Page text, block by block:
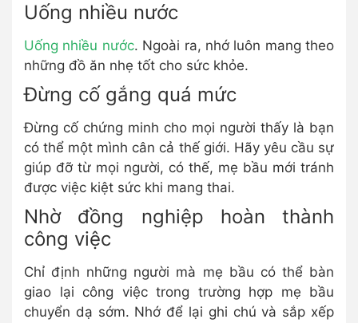
Uống nhiều nước
Uống nhiều nước. Ngoài ra, nhớ luôn mang theo
những đồ ăn nhẹ tốt cho sức khỏe.
Đừng cố gắng quá mức
Đừng cố chứng minh cho mọi người thấy là bạn
có thể một mình cân cả thế giới. Hãy yêu cầu sự
giúp đỡ từ mọi người, có thế, mẹ bầu mới tránh
được việc kiệt sức khi mang thai.
Nhờ đồng nghiệp hoàn thành
công việc
Chỉ định những người mà mẹ bầu có thể bàn
giao lại công việc trong trường hợp mẹ bầu
chuyển dạ sớm. Nhớ để lại ghi chú và sắp xếp